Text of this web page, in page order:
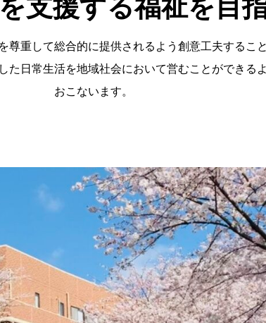
重して総合的に提供されるよう創意工夫するこ
日常生活を地域社会において営むことができる
おこないます。